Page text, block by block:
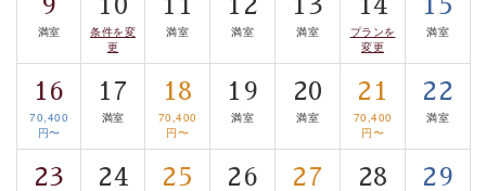
■諏訪大社4社を巡る無料参拝バス
豊富な知識を持ったドライバー兼ガイドが諏訪大社をご
案内します。事前ご予約制ですので、ご利用ご希望の方
は【3日前まで】にお電話ください。
※交通規制などにより運行できない日がございます
※年末年始及び御柱祭前後は運行しておりません
9
満室
10
条件を変
更
11
満室
12
満室
13
満室
14
プランを
変更
15
満室
16
70,400
円〜
17
満室
18
70,400
円〜
19
満室
20
満室
21
70,400
円〜
22
満室
23 24 25 26 27 28 29